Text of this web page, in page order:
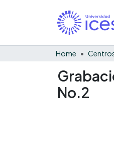
Home
No.2